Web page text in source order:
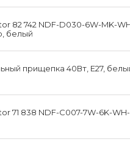
82 742 NDF-D030-6W-MK-
белый
прищепка 40Вт, E27,
71 838 NDF-С007-7W-6K-